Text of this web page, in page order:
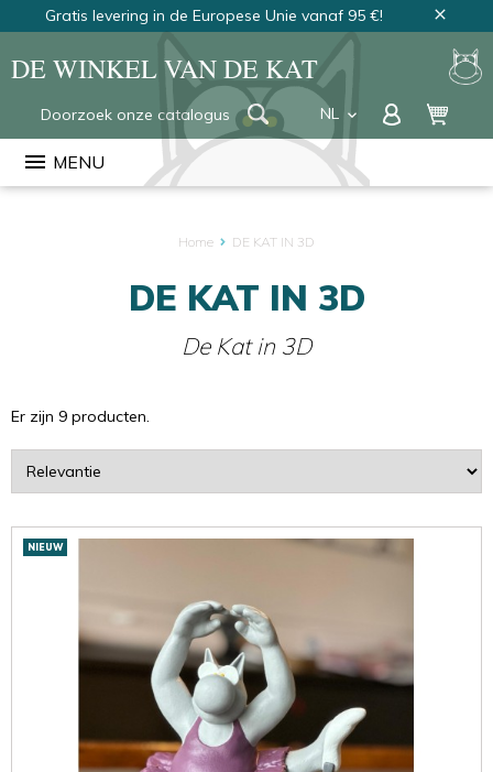
Gratis levering in de Europese Unie vanaf 95 €! close
DE WINKEL VAN DE KAT
NL keyboard_arrow_down
FR
EN
menu MENU
Home DE KAT IN 3D
DE KAT IN 3D
De Kat in 3D
Er zijn 9 producten.
NIEUW